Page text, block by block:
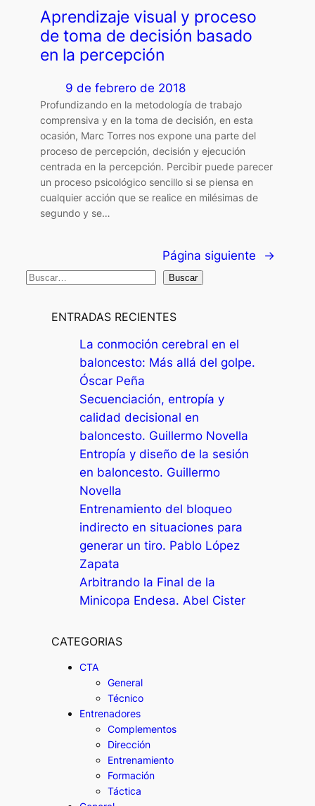
Aprendizaje visual y proceso
de toma de decisión basado
en la percepción
9 de febrero de 2018
Profundizando en la metodología de trabajo
comprensiva y en la toma de decisión, en esta
ocasión, Marc Torres nos expone una parte del
proceso de percepción, decisión y ejecución
centrada en la percepción. Percibir puede parecer
un proceso psicológico sencillo si se piensa en
cualquier acción que se realice en milésimas de
segundo y se…
Página siguiente
→
B
Buscar
ENTRADAS RECIENTES
La conmoción cerebral en el
baloncesto: Más allá del golpe.
Óscar Peña
Secuenciación, entropía y
calidad decisional en
baloncesto. Guillermo Novella
Entropía y diseño de la sesión
en baloncesto. Guillermo
Novella
Entrenamiento del bloqueo
indirecto en situaciones para
generar un tiro. Pablo López
Zapata
Arbitrando la Final de la
Minicopa Endesa. Abel Cister
CATEGORIAS
CTA
General
Técnico
Entrenadores
Complementos
Dirección
Entrenamiento
Formación
Táctica